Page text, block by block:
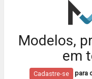
Modelos,
em
Cadastre-se
para